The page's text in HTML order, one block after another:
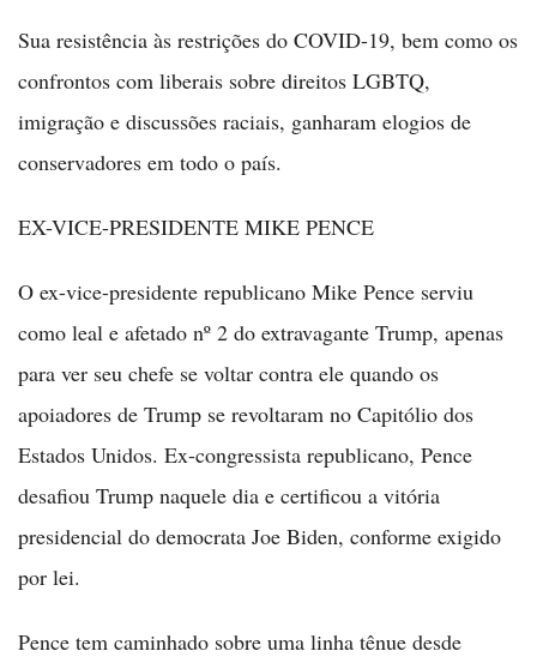
Sua resistência às restrições do COVID-19, bem como os
confrontos com liberais sobre direitos LGBTQ,
imigração e discussões raciais, ganharam elogios de
conservadores em todo o país.
EX-VICE-PRESIDENTE MIKE PENCE
O ex-vice-presidente republicano Mike Pence serviu
como leal e afetado nº 2 do extravagante Trump, apenas
para ver seu chefe se voltar contra ele quando os
apoiadores de Trump se revoltaram no Capitólio dos
Estados Unidos. Ex-congressista republicano, Pence
desafiou Trump naquele dia e certificou a vitória
presidencial do democrata Joe Biden, conforme exigido
por lei.
Pence tem caminhado sobre uma linha tênue desde